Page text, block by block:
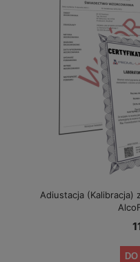
Adiustacja (Kalibracja)